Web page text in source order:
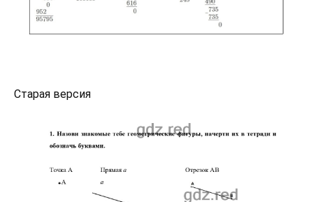
Старая версия